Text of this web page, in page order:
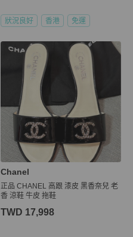
狀況良好 香港 免運
Chanel
正品 CHANEL 高跟 漆皮 黑香奈兒 老
香 涼鞋 牛皮 拖鞋
TWD 17,998